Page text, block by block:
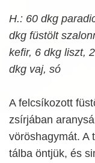
H.: 60 dkg
dkg füstölt
kefir, 6 dkg liszt,
dkg vaj, só
A felcsíkozott
zsírjában
vöröshagymát. A
tálba öntjük, és